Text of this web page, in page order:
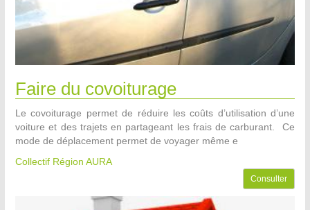
Faire du covoiturage
Le covoiturage permet de réduire les coûts d’utilisation d’une
voiture et des trajets en partageant les frais de carburant. Ce
mode de déplacement permet de voyager même e
Collectif Région AURA
Consulter